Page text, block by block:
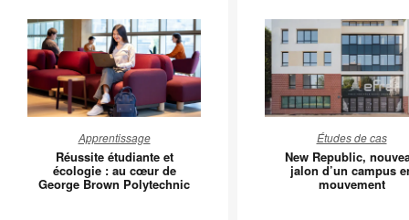
étudiante
et
écologie
Apprentissage
Réussite étudiante et
écologie : au cœur de
George Brown Polytechnic
nouveau
jalon
Études de cas
New Republic,
jalon d’un campus
mouvement